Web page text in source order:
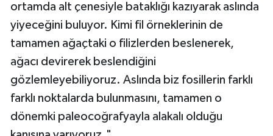
ortamda alt çenesiyle bataklığı kazıyarak aslında
yiyeceğini buluyor. Kimi fil örneklerinin de
tamamen ağaçtaki o filizlerden beslenerek,
ağacı devirerek beslendiğini
gözlemleyebiliyoruz. Aslında biz fosillerin farklı
farklı noktalarda bulunmasını, tamamen o
dönemki paleocoğrafyayla alakalı olduğu